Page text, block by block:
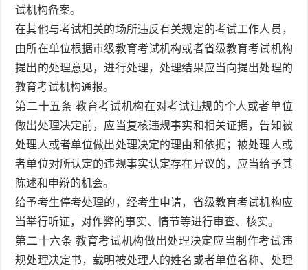
试机构备案。
在其他与考试相关的场所违反有关规定的考试工作人员，
由所在单位根据市级教育考试机构或者省级教育考试机构
提出的处理意见，进行处理，处理结果应当向提出处理的
教育考试机构通报。
第二十五条 教育考试机构在对考试违规的个人或者单位
做出处理决定前，应当复核违规事实和相关证据，告知被
处理人或者单位做出处理决定的理由和依据；被处理人或
者单位对所认定的违规事实认定存在异议的，应当给予其
陈述和申辩的机会。
给予考生停考处理的，经考生申请，省级教育考试机构应
当举行听证，对作弊的事实、情节等进行审查、核实。
第二十六条 教育考试机构做出处理决定应当制作考试违
规处理决定书，载明被处理人的姓名或者单位名称、处理